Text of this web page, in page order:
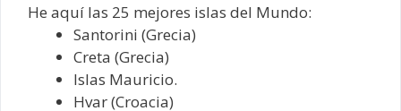
He aquí las 25 mejores islas del Mundo:
Santorini (Grecia)
Creta (Grecia)
Islas Mauricio.
Hvar (Croacia)